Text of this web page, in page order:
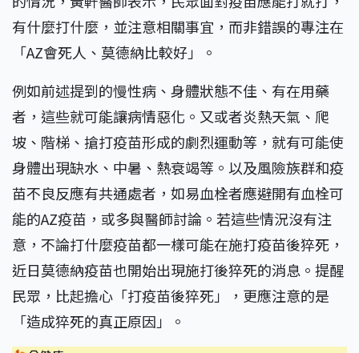
有什麼打什麼，並注意相關事宜，而非錯誤的專注在
「AZ會死人、莫德納比較好」。
例如前述提到的慢性病、身體狀態不佳、有在用藥
者，這些就可能讓病情惡化。又或者炎熱天氣、爬
坡、階梯、搶打疫苗形成的劇烈運動等，就有可能使
身體出現缺水、中暑、熱衰竭等。以及風險族群和疫
苗不良反應有共通處者，如易血栓者應避開有血栓可
能的AZ疫苗，或多與醫師討論。若這些情況沒有注
意，不論打什麼疫苗都一樣可能在施打疫苗後猝死，
近日莫德納疫苗也開始出現施打後猝死的消息。提醒
民眾，比起擔心「打疫苗後猝死」，更應注意的是
「造成猝死的真正原因」。